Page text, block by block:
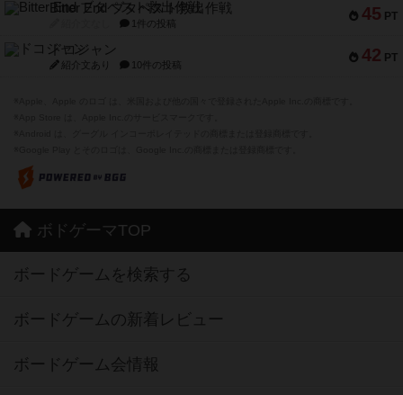
45 PT
Bitter End ブタペスト救出作戦
1件の投稿
42 PT
ドコジャン
紹介文あり 10件の投稿
ボドゲーマTOP
ボードゲームを検索する
ボードゲームの新着レビュー
ボードゲーム会情報